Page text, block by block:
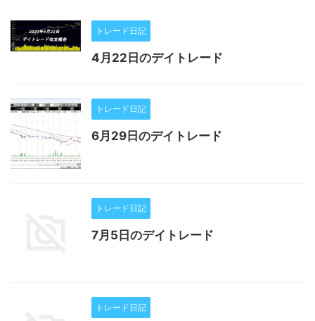
トレード日記
4月22日のデイトレード
トレード日記
6月29日のデイトレード
トレード日記
7月5日のデイトレード
トレード日記